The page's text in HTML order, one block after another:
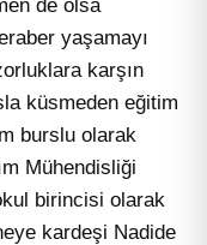
de olsa
yaşamayı
karşın
küsmeden eğitim
burslu olarak
Mühendisliği
birincisi olarak
kardeşi Nadide